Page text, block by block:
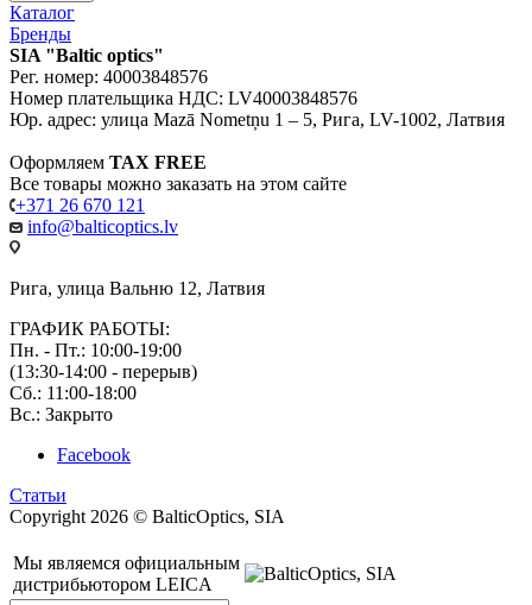
Каталог
Бренды
SIA "Baltic optics"
Рег. номер: 40003848576
Номер плательщика НДС: LV40003848576
Юр. адрес: улица Mazā Nometņu 1 – 5, Рига, LV-1002, Латвия
Оформляем TAX FREE
Все товары можно заказать на этом сайте
+371 26 670 121
info@balticoptics.lv
Рига, улица Вальню 12, Латвия
ГРАФИК РАБОТЫ:
Пн. - Пт.: 10:00-19:00
(13:30-14:00 - перерыв)
Сб.: 11:00-18:00
Вс.: Закрыто
Facebook
Статьи
Copyright 2026 © BalticOptics, SIA
Мы являемся официальным
дистрибьютором LEICA